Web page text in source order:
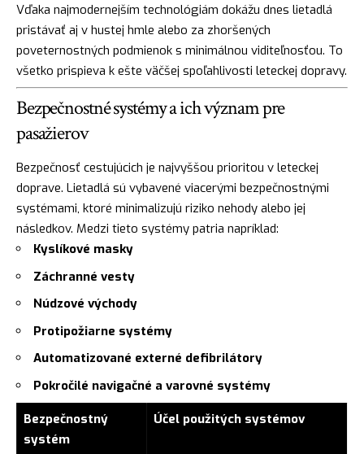
Vďaka najmodernejším technológiám dokážu dnes lietadlá
pristávať aj v hustej hmle alebo za zhoršených
poveternostných podmienok s minimálnou viditeľnosťou. To
všetko prispieva k ešte väčšej spoľahlivosti leteckej dopravy.
Bezpečnostné systémy a ich význam pre
pasažierov
Bezpečnosť cestujúcich je najvyššou prioritou v leteckej
doprave. Lietadlá sú vybavené viacerými bezpečnostnými
systémami, ktoré minimalizujú riziko nehody alebo jej
následkov. Medzi tieto systémy patria napríklad:
Kyslíkové masky
Záchranné vesty
Núdzové východy
Protipožiarne systémy
Automatizované externé defibrilátory
Pokročilé navigačné a varovné systémy
Bezpečnostný
systém
Účel použitých systémov